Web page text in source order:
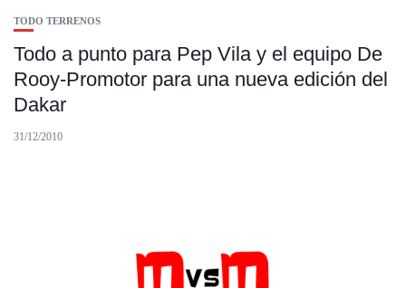
TODO TERRENOS
Todo a punto para Pep Vila y el equipo De
Rooy-Promotor para una nueva edición del
Dakar
31/12/2010